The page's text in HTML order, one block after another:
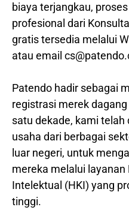
biaya terjangkau,
profesional dari
gratis tersedia melalui
atau email
Patendo hadir sebagai
registrasi merek
satu dekade, kami telah
usaha dari berbagai
luar negeri, untuk
mereka melalui layanan
Intelektual (HKI) yang
tinggi.